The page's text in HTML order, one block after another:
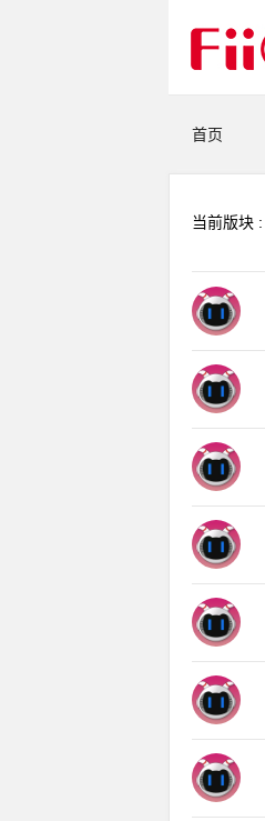
首页
当前版块 :